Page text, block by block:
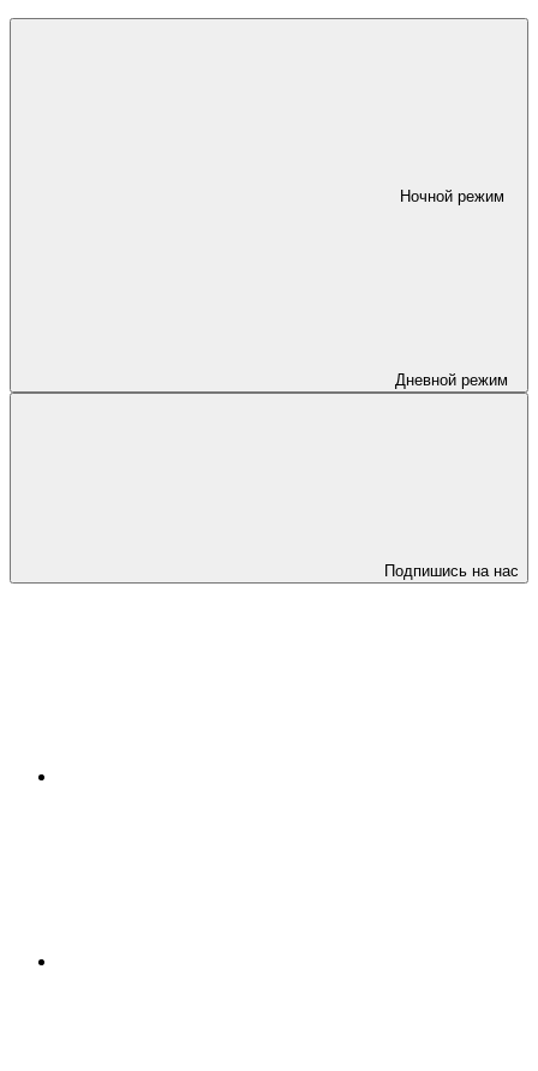
Ночной режим
Дневной режим
Подпишись на нас